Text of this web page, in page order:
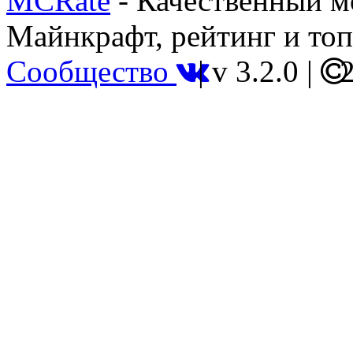
Майнкрафт, рейтинг и
Сообщество |v 3.2.0 |